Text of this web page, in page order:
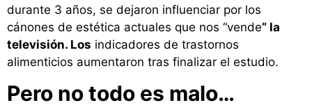
durante 3 años, se dejaron influenciar por los
cánones de estética actuales que nos “vende” la
televisión. Los indicadores de trastornos
alimenticios aumentaron tras finalizar el estudio.
Pero no todo es malo…